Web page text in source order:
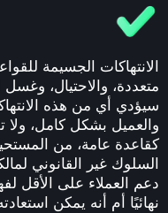
الانتهاكات الجسيمة
سيؤدي أي من هذه
والعميل بشكل كامل، ولا
كقاعدة عامة، من
السلوك غير القانوني
دعم العملاء على الأقل
نهائيًا أم أنه يمكن